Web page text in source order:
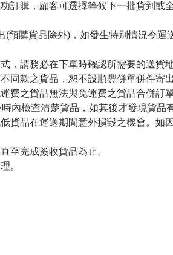
購，顧客可選擇等候下一批貨到或
購貨品除外)，如發生特別情況令運
請務必在下單時確認所需要的送貨地
款之貨品，恕不設順豐併單併件寄出
之貨品無法與免運費之貨品合併訂單
檢查清楚貨品，如其後才發現貨品有
品在運送期間意外損毀之機會。如
完成簽收貨品為止。
。